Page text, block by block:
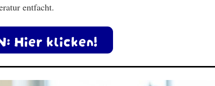
entfacht.
Hier klicken!